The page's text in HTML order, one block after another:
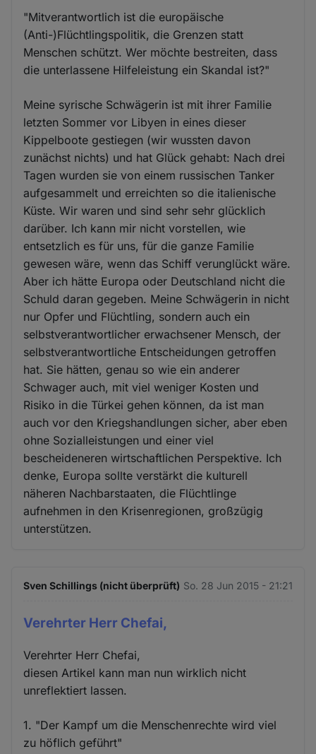
"Mitverantwortlich ist die europäische
(Anti-)Flüchtlingspolitik, die Grenzen statt
Menschen schützt. Wer möchte bestreiten, dass
die unterlassene Hilfeleistung ein Skandal ist?"
Meine syrische Schwägerin ist mit ihrer Familie
letzten Sommer vor Libyen in eines dieser
Kippelboote gestiegen (wir wussten davon
zunächst nichts) und hat Glück gehabt: Nach drei
Tagen wurden sie von einem russischen Tanker
aufgesammelt und erreichten so die italienische
Küste. Wir waren und sind sehr sehr glücklich
darüber. Ich kann mir nicht vorstellen, wie
entsetzlich es für uns, für die ganze Familie
gewesen wäre, wenn das Schiff verunglückt wäre.
Aber ich hätte Europa oder Deutschland nicht die
Schuld daran gegeben. Meine Schwägerin in nicht
nur Opfer und Flüchtling, sondern auch ein
selbstverantwortlicher erwachsener Mensch, der
selbstverantwortliche Entscheidungen getroffen
hat. Sie hätten, genau so wie ein anderer
Schwager auch, mit viel weniger Kosten und
Risiko in die Türkei gehen können, da ist man
auch vor den Kriegshandlungen sicher, aber eben
ohne Sozialleistungen und einer viel
bescheideneren wirtschaftlichen Perspektive. Ich
denke, Europa sollte verstärkt die kulturell
näheren Nachbarstaaten, die Flüchtlinge
aufnehmen in den Krisenregionen, großzügig
unterstützen.
Sven Schillings (nicht überprüft) So. 28 Jun 2015 - 21:21
Verehrter Herr Chefai,
Verehrter Herr Chefai,
diesen Artikel kann man nun wirklich nicht
unreflektiert lassen.
1. "Der Kampf um die Menschenrechte wird viel
zu höflich geführt"